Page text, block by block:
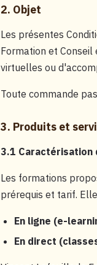
2. Objet
Les présentes
Formation et
virtuelles ou
Toute commande
3. Produits et
3.1
Les formations
prérequis et tarif.
En ligne (e-
En direct